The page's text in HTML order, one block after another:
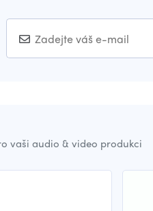
vaši audio & video produkci